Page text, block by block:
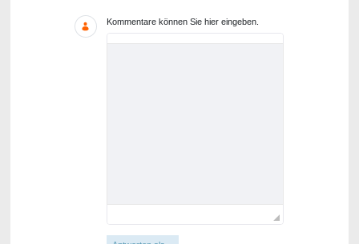
Kommentare können Sie hier eingeben.